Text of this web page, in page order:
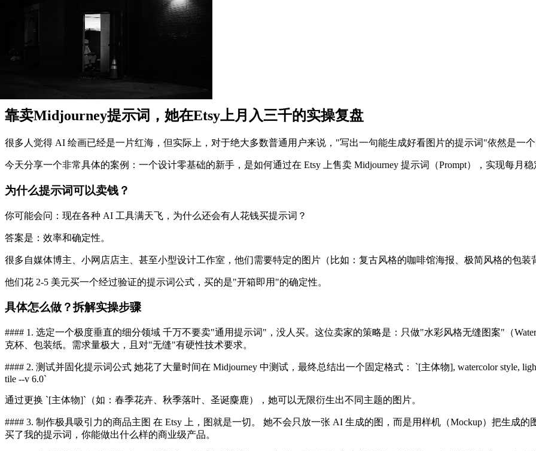
靠卖Midjourney提示词，她在Etsy上月入三千的实操复盘
很多人觉得 AI 绘画已经是一片红海，但实际上，对于绝大多数普通用户来说，"写出一句能生成好看图片的提示词"依然是一个
今天分享一个非常具体的案例：一个设计零基础的新手，是如何通过在 Etsy 上售卖 Midjourney 提示词（Prompt），实现每月稳
为什么提示词可以卖钱？
你可能会问：现在各种 AI 工具满天飞，为什么还会有人花钱买提示词？
答案是：效率和确定性。
很多自媒体博主、小网店店主、甚至小型设计工作室，他们需要特定的图片（比如：复古风格的咖啡馆海报、极简风格的包装
他们花 2-5 美元买一个经过验证的提示词公式，买的是"开箱即用"的确定性。
具体怎么做？拆解实操步骤
#### 1. 选定一个极度垂直的细分领域 千万不要卖"通用提示词"，没人买。这位卖家的策略是：只做"水彩风格无缝图案"（
克杯、包装纸。需求量极大，且对"无缝"有硬性技术要求。
#### 2. 测试并固化提示词公式 她花了大量时间在 Midjourney 中测试，最终总结出一个固定格式： `[主体物], watercolor style, light
tile --v 6.0`
通过更换 `[主体物]`（如：春季花卉、秋季落叶、圣诞麋鹿），她可以无限衍生出不同主题的图片。
#### 3. 制作极具吸引力的商品主图 在 Etsy 上，图就是一切。 她不会只放一张 AI 生成的图，而是用样机（Mockup）把生成
买了我的提示词，你能做出什么样的商业级产品。